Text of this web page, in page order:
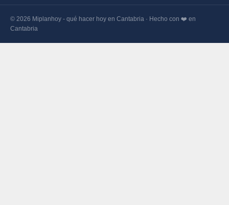
© 2026 Miplanhoy - qué hacer hoy en Cantabria · Hecho con ❤️ en
Cantabria